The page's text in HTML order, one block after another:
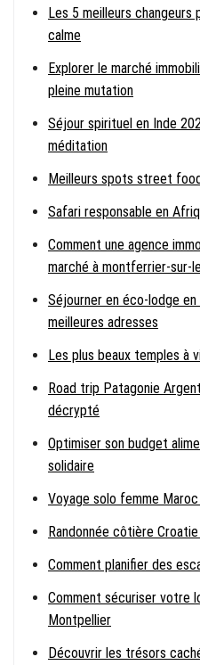
Les 5 meilleurs
calme
Explorer le marché
pleine mutation
Séjour spirituel en Inde
méditation
Meilleurs spots street
Safari responsable en
Comment une agence
marché à montferrier-sur-
Séjourner en éco-lodge
meilleures adresses
Les plus beaux temples à
Road trip Patagonie
décrypté
Optimiser son budget
solidaire
Voyage solo femme
Randonnée côtière
Comment planifier des
Comment sécuriser votre
Montpellier
Découvrir les trésors